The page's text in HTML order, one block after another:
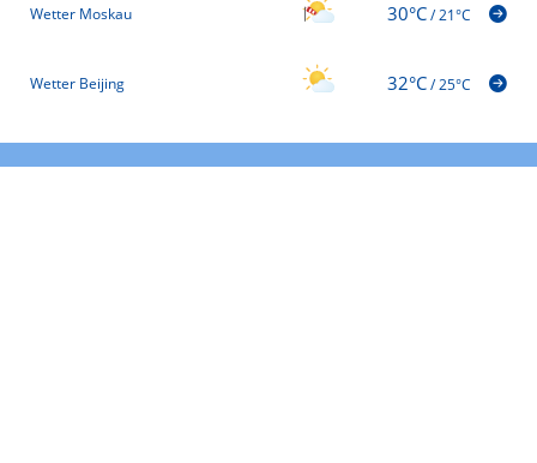
Wetter Moskau 30°C/21°C
Wetter Beijing 32°C/25°C